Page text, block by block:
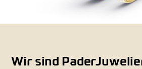
Wir sind